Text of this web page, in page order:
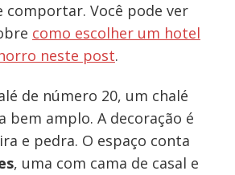
comportar. Você pode ver
como escolher um hotel
neste post.
de número 20, um chalé
bem amplo. A decoração é
e pedra. O espaço conta
, uma com cama de casal e